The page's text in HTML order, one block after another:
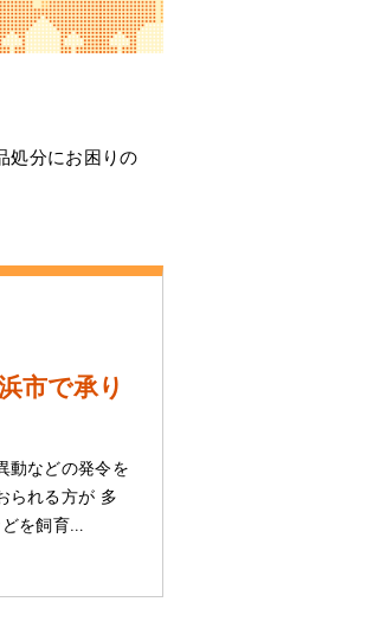
処分にお困りの
市で承り
動などの発令を
られる方が 多
どを飼育…